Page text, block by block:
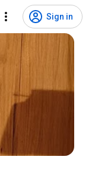
Sign in